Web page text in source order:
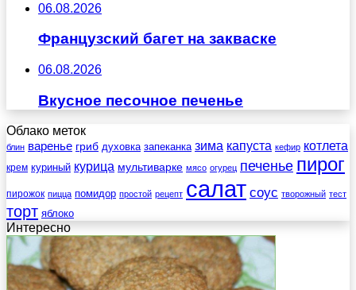
06.08.2026
Французский багет на закваске
06.08.2026
Вкусное песочное печенье
Облако меток
блин варенье гриб духовка запеканка зима капуста кефир котлета
крем куриный курица мультиварке мясо огурец печенье пирог
пирожок пицца помидор простой рецепт салат соус творожный тест
торт яблоко
Интересно